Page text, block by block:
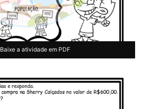
Baixe a atividade em PDF